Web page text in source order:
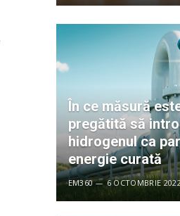
În ce măsură
pregătită să
hidrogenul ca
energie curată
EM360 6 OCTOMBRIE